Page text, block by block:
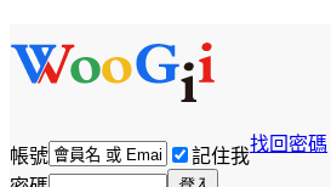
帳號 記住我
找回密碼